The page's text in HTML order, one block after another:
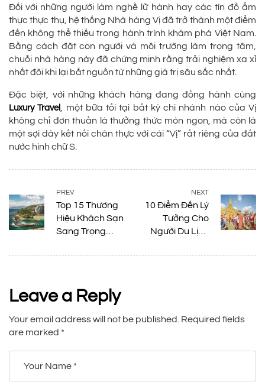
Đối với những người làm nghề lữ hành hay các tín đồ ẩm
thực thực thụ, hệ thống Nhà hàng Vị đã trở thành một điểm
đến không thể thiếu trong hành trình khám phá Việt Nam.
Bằng cách đặt con người và môi trường làm trọng tâm,
chuỗi nhà hàng này đã chứng minh rằng trải nghiệm xa xỉ
nhất đôi khi lại bắt nguồn từ những giá trị sâu sắc nhất.
Đặc biệt, với những khách hàng đang đồng hành cùng
Luxury Travel
, một bữa tối tại bất kỳ chi nhánh nào của Vị
không chỉ đơn thuần là thưởng thức món ngon, mà còn là
một sợi dây kết nối chân thực với cái “Vị” rất riêng của đất
nước hình chữ S.
PREV
Top 15 Thương
Hiệu Khách Sạn
Sang Trọng
NEXT
10 Điểm Đến Lý
Tưởng Cho
Người Du Lịch
Leave a Reply
Your email address will not be published. Required fields
are marked *